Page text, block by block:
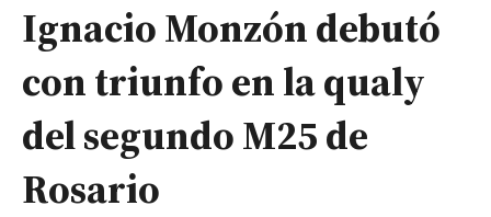
Ignacio Monzón debutó
con triunfo en la qualy
del segundo M25 de
Rosario